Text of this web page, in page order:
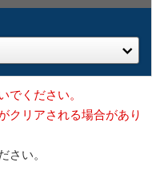
でください。
クリアされる場合があり
さい。